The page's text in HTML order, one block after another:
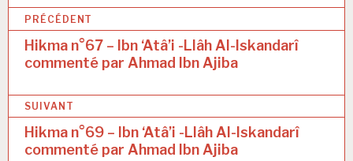
N
i
g
PRÉCÉDENT
Hikma n°67 – Ibn ‘Atâ’i -Llâh Al-Iskandarî
commenté par Ahmad Ibn Ajiba
SUIVANT
Hikma n°69 – Ibn ‘Atâ’i -Llâh Al-Iskandarî
commenté par Ahmad Ibn Ajiba